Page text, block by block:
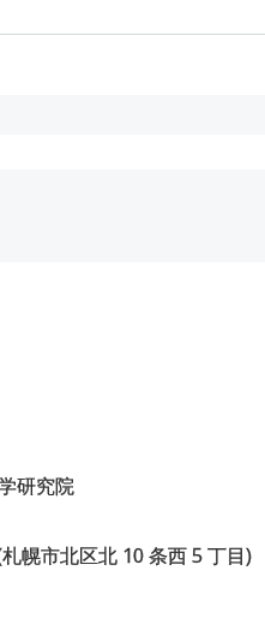
研究院
幌市北区北 10 条西 5 丁目)